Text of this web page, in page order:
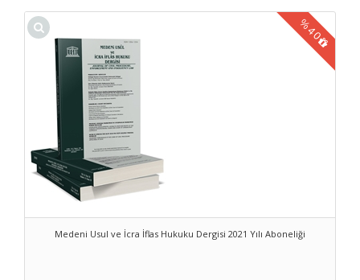
Medeni Usul ve İcra İflas Hukuku Dergisi 2021 Yılı Aboneliği
%40